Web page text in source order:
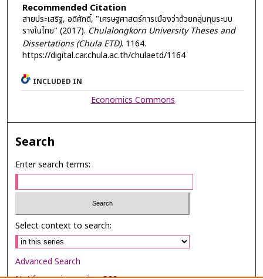
Recommended Citation
สายประเสริฐ, อดิศักดิ์, "เศรษฐศาสตร์การเมืองว่าด้วยกลุ่มทุนระบบ
รางในไทย" (2017). Chulalongkorn University Theses and
Dissertations (Chula ETD). 1164.
https://digital.car.chula.ac.th/chulaetd/1164
INCLUDED IN
Economics Commons
Search
Enter search terms:
Select context to search:
Advanced Search